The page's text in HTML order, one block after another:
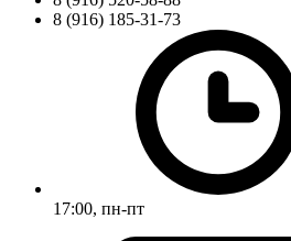
8 (916) 185-31-73
17:00, пн-пт